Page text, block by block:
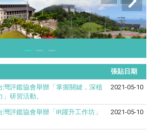
張貼日期
灣評鑑協會舉辦「掌握關鍵，深植
研習活動。
2021-05-10
灣評鑑協會舉辦「IR躍升工作坊」
2021-05-10